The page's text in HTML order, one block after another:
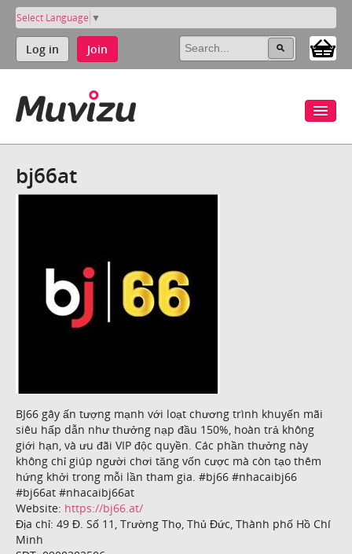
Select Language ▼
Log in Join
bj66at
BJ66 gây ấn tượng mạnh với loạt chương trình khuyến mãi
siêu hấp dẫn như thưởng nạp đầu 150%, hoàn trả không
giới hạn, và ưu đãi VIP độc quyền. Các phần thưởng này
không chỉ giúp người chơi tăng vốn cược mà còn tạo thêm
hứng khởi trong mỗi lần tham gia. #bj66 #nhacaibj66
#bj66at #nhacaibj66at
Website: https://bj66.at/
Địa chỉ: 49 Đ. Số 11, Trường Thọ, Thủ Đức, Thành phố Hồ Chí
Minh